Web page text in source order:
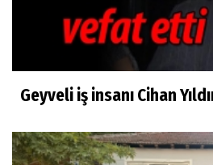
Geyveli iş insanı Cihan